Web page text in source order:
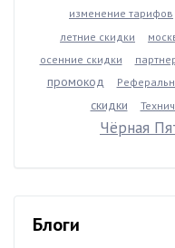
изменение тарифов
летние скидки
осенние скидки
промокод
скидки
Чёрная
Блоги